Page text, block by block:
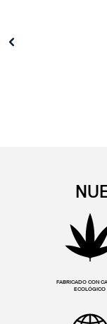
FABRICADO CON
ECOLÓGICO